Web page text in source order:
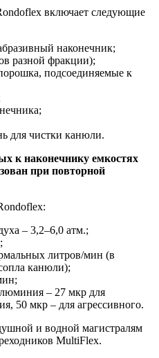
включает следующие
наконечник;
разной фракции);
подсоединяемые к
для чистки канюли.
к наконечнику емкостях
при повторной
– 3,2–6,0 атм.;
литров/мин (в
канюли);
– 27 мкр для
50 мкр – для агрессивного.
и водной магистралям
MultiFlex.